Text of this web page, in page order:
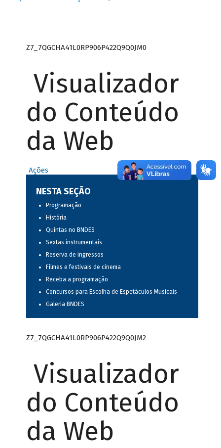
Z7_7QGCHA41L0RP906P422Q9Q0JM0
Visualizador
do Conteúdo
da Web
Ações
NESTA SEÇÃO
Programação
História
Quintas no BNDES
Sextas instrumentais
Reserva de ingressos
Filmes e festivais de cinema
Receba a programação
Concursos para Escolha de Espetáculos Musicais
Galeria BNDES
Z7_7QGCHA41L0RP906P422Q9Q0JM2
Visualizador
do Conteúdo
da Web